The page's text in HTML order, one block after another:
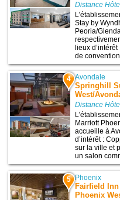
Distance
Stay by
Peoria/
lieux
de
4 Avondale
Springhill
West/
Distance
Marriott
accueille à
d’intérêt :
sur la ville et
un salon
5 Phoenix
Fairfield
Phoenix